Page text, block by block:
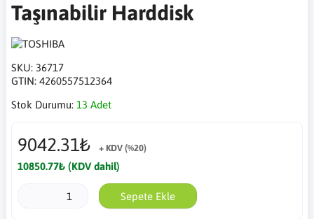
Taşınabilir Harddisk
SKU: 36717
GTIN: 4260557512364
Stok Durumu: 13 Adet
9042.31₺ + KDV (%20)
10850.77₺ (KDV dahil)
Sepete Ekle